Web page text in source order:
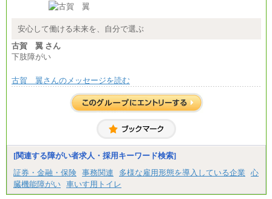
安心して働ける未来を、自分で選ぶ
古賀 翼 さん
下肢障がい
古賀 翼さんのメッセージを読む
[関連する障がい者求人・採用キーワード検索]
証券・金融・保険 事務関連 多様な雇用形態を導入している企業
心
臓機能障がい 車いす用トイレ